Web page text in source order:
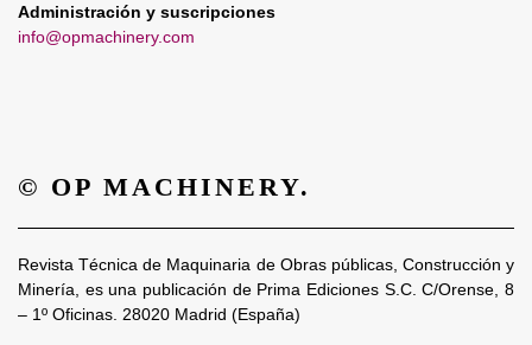
Administración y suscripciones
info@opmachinery.com
© OP MACHINERY.
Revista Técnica de Maquinaria de Obras públicas, Construcción y
Minería, es una publicación de Prima Ediciones S.C. C/Orense, 8
– 1º Oficinas. 28020 Madrid (España)